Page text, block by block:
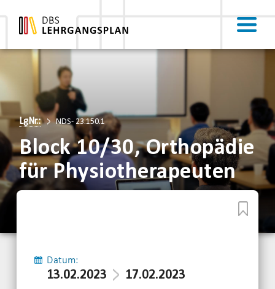
LgNr.: NDS- 23.150.1
Block 10/30, Orthopädie
für Physiotherapeuten
Datum:
13.02.2023 17.02.2023